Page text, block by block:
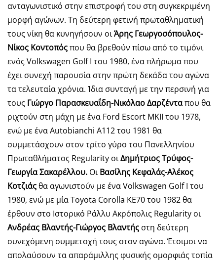
ανταγωνιστικό στην επιστροφή του στη συγκεκριμένη
μορφή αγώνων. Τη δεύτερη φετινή πρωταθληματική
τους νίκη θα κυνηγήσουν οιΆρης Γεωργοσόπουλος-
Νίκος Κοντοπόςπου θα βρεθούν πίσω από το τιμόνι
ενός Volkswagen Golf I του 1980, ένα πλήρωμα που
έχει συνεχή παρουσία στην πρώτη δεκάδα του αγώνα
τα τελευταία χρόνια. Ίδια συνταγή με την περσινή για
τους Γιώργο Παρασκευαΐδη-Νικόλαο Δαρζένταπου θα
ριχτούν στη μάχη με ένα Ford Escort MKII του 1978,
ενώ με ένα Autobianchi A112 του 1981 θα
συμμετάσχουν στον τρίτο γύρο του Πανελληνίου
Πρωταθλήματος Regularity οιΔημήτριος Τρύφος-
Γεωργία Σακαρέλλου. ΟιΒασίλης Κεφαλάς-Αλέκος
Κοτζιάςθα αγωνιστούν με ένα Volkswagen Golf I του
1980, ενώ με μία Toyota Corolla KE70 του 1982 θα
έρθουν στο Ιστορικό Ράλλυ Ακρόπολις Regularity οι
Ανδρέας Βλαντής-Γιώργος Βλαντής στη δεύτερη
συνεχόμενη συμμετοχή τους στον αγώνα. Έτοιμοι να
απολαύσουν τα απαράμιλλης φυσικής ομορφιάς τοπία